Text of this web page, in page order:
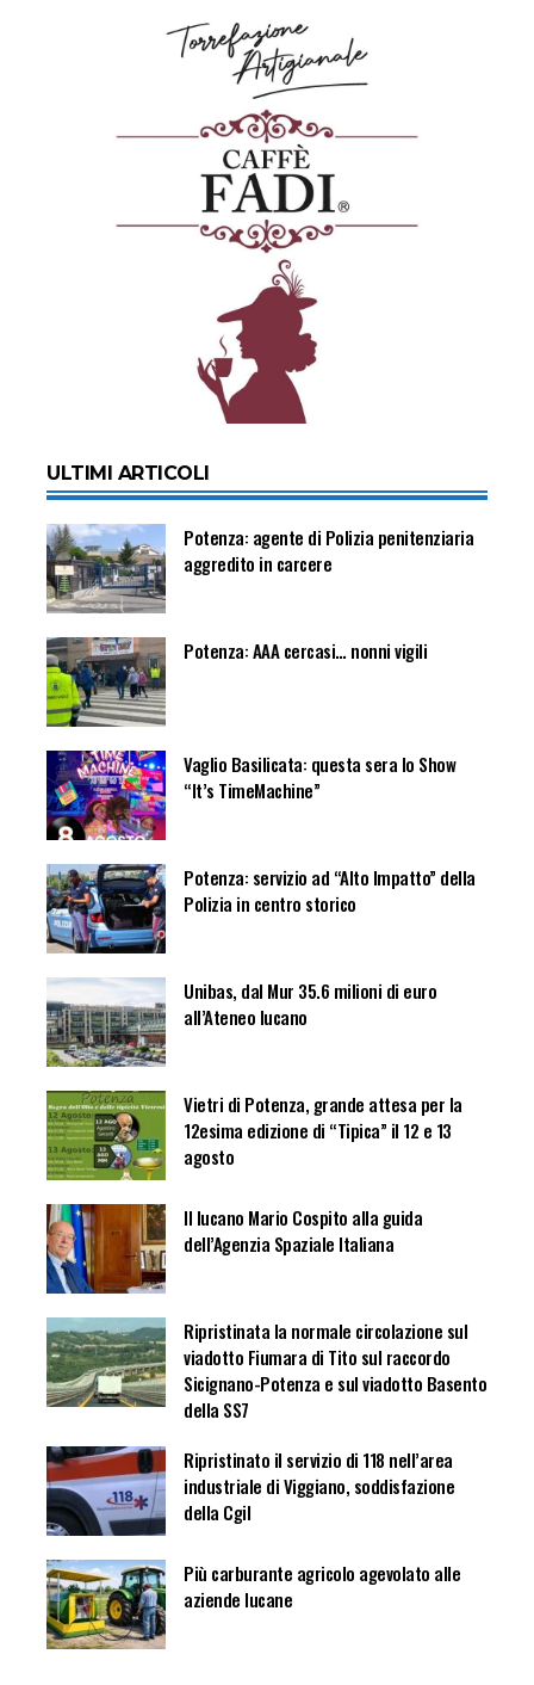
ULTIMI ARTICOLI
Potenza: agente di Polizia penitenziaria
aggredito in carcere
Potenza: AAA cercasi… nonni vigili
Vaglio Basilicata: questa sera lo Show
“It’s TimeMachine”
Potenza: servizio ad “Alto Impatto” della
Polizia in centro storico
Unibas, dal Mur 35.6 milioni di euro
all’Ateneo lucano
Vietri di Potenza, grande attesa per la
12esima edizione di “Tipica” il 12 e 13
agosto
Il lucano Mario Cospito alla guida
dell’Agenzia Spaziale Italiana
Ripristinata la normale circolazione sul
viadotto Fiumara di Tito sul raccordo
Sicignano-Potenza e sul viadotto Basento
della SS7
Ripristinato il servizio di 118 nell’area
industriale di Viggiano, soddisfazione
della Cgil
Più carburante agricolo agevolato alle
aziende lucane